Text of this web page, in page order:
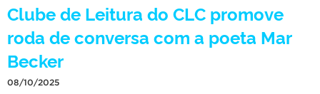
Clube de Leitura do CLC promove
roda de conversa com a poeta Mar
Becker
08/10/2025